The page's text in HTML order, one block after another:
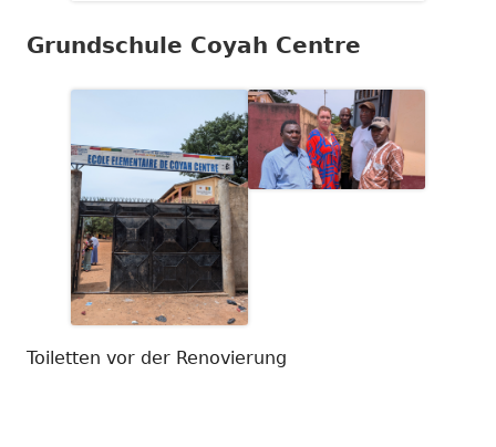
Grundschule Coyah Centre
Toiletten vor der Renovierung